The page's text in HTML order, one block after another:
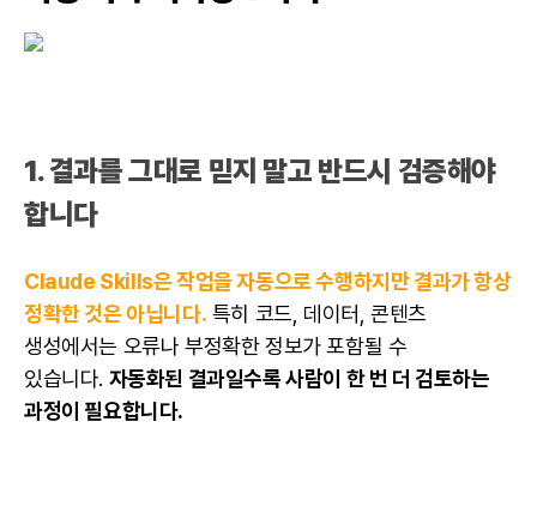
1. 결과를 그대로 믿지 말고 반드시 검증해야
합니다
Claude Skills은 작업을 자동으로 수행하지만 결과가 항상
정확한 것은 아닙니다. 특히 코드, 데이터, 콘텐츠
생성에서는 오류나 부정확한 정보가 포함될 수
있습니다. 자동화된 결과일수록 사람이 한 번 더 검토하는
과정이 필요합니다.